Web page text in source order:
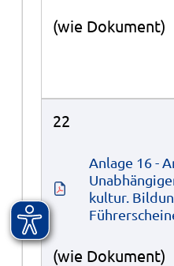
(wie Dokument)
22
Anlage 16 -
kultur.
(wie Dokument)